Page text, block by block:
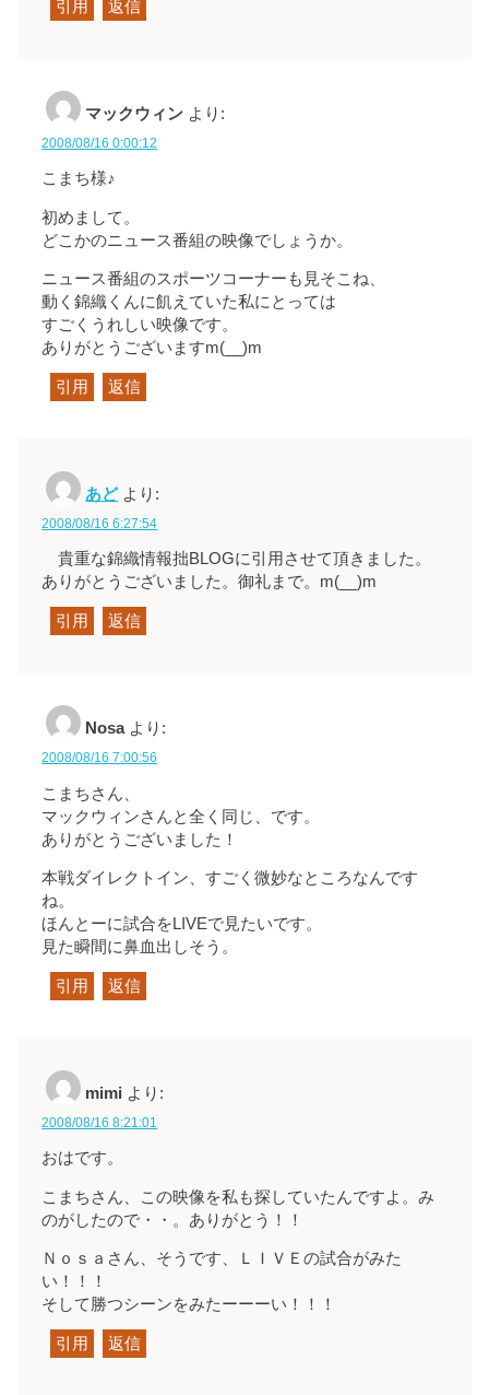
引用 返信
マックウィン より:
2008/08/16 0:00:12
こまち様♪
初めまして。
どこかのニュース番組の映像でしょうか。
ニュース番組のスポーツコーナーも見そこね、
動く錦織くんに飢えていた私にとっては
すごくうれしい映像です。
ありがとうございますm(__)m
引用 返信
あど より:
2008/08/16 6:27:54
貴重な錦織情報拙BLOGに引用させて頂きました。
ありがとうございました。御礼まで。m(__)m
引用 返信
Nosa より:
2008/08/16 7:00:56
こまちさん、
マックウィンさんと全く同じ、です。
ありがとうございました！
本戦ダイレクトイン、すごく微妙なところなんです
ね。
ほんとーに試合をLIVEで見たいです。
見た瞬間に鼻血出しそう。
引用 返信
mimi より:
2008/08/16 8:21:01
おはです。
こまちさん、この映像を私も探していたんですよ。み
のがしたので・・。ありがとう！！
Ｎｏｓａさん、そうです、ＬＩＶＥの試合がみた
い！！！
そして勝つシーンをみたーーーい！！！
引用 返信